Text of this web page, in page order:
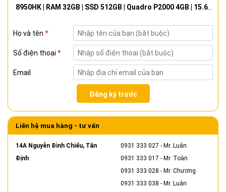
8950HK | RAM 32GB | SSD 512GB | Quadro P2000 4GB | 15.6"
Họ và tên *
Số điện thoại *
Email
Đăng ký trước
Liên hệ mua hàng - tư vấn
14A Nguyễn Đình Chiểu, Tân
Định
0931 333 027 - Mr. Luân
0931 333 017 - Mr. Toàn
0931 333 028 - Mr. Chương
0931 333 038 - Mr. Luân